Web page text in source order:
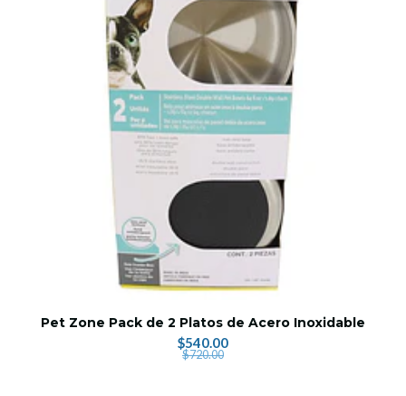
Pet Zone Pack de 2 Platos de Acero Inoxidable
$540.00
$720.00